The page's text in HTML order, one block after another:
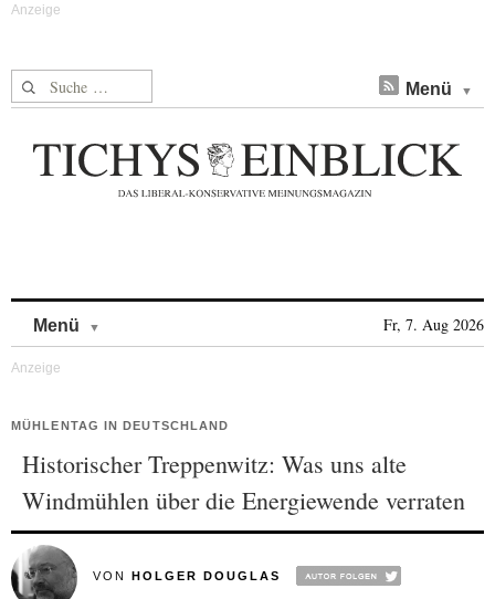
Suche nach: Menü
Menü Fr, 7. Aug 2026
MÜHLENTAG IN DEUTSCHLAND
Historischer Treppenwitz: Was uns alte
Windmühlen über die Energiewende verraten
VON HOLGER DOUGLAS